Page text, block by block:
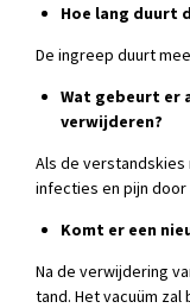
Hoe lang duurt
De ingreep duurt
Wat gebeurt er
verwijderen?
Als de
infecties en pijn door
Komt er een
Na de verwijdering
tand. Het vacuüm